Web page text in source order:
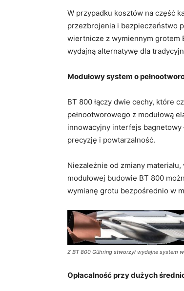
W przypadku kosztów na część
przezbrojenia i bezpieczeństwo
wiertnicze z wymiennym grotem
wydajną alternatywę dla
Modułowy system o
BT 800 łączy dwie cechy, które
pełnootworowego z modułową
innowacyjny interfejs bagnetowy
precyzję i powtarzalność.
Niezależnie od zmiany
modułowej budowie BT 800
wymianę grotu bezpośrednio w
Z BT 800 Gühring stworzył wydajne system
Opłacalność przy dużych